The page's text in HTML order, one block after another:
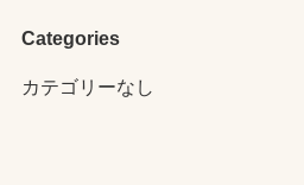
Categories
カテゴリーなし